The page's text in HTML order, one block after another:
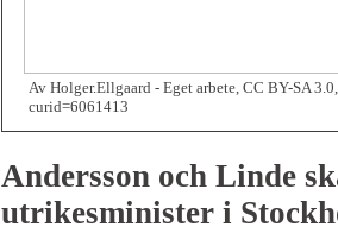
Av Holger.Ellgaard - Eget arbete, CC BY-SA
curid=6061413
Andersson och Linde
utrikesminister i